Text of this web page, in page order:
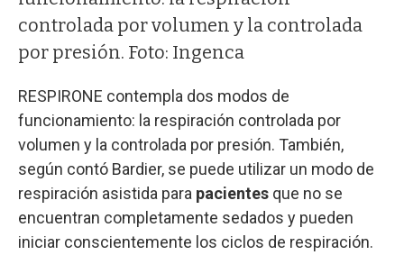
controlada por volumen y la controlada
por presión. Foto: Ingenca
RESPIRONE contempla dos modos de
funcionamiento: la respiración controlada por
volumen y la controlada por presión. También,
según contó Bardier, se puede utilizar un modo de
respiración asistida para pacientes que no se
encuentran completamente sedados y pueden
iniciar conscientemente los ciclos de respiración.